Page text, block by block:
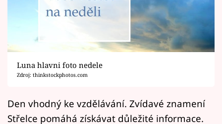
Sledujte prima+
Filmový festival Karlovy Vary
Mámy sobě
Luna hlavni foto nedele
Zdroj: thinkstockphotos.com
Den vhodný ke vzdělávání. Zvídavé znamení
Střelce pomáhá získávat důležité informace.